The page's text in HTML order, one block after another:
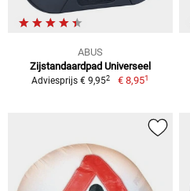
ABUS
Zijstandaardpad Universeel
Adviesprijs € 9,952 € 8,951